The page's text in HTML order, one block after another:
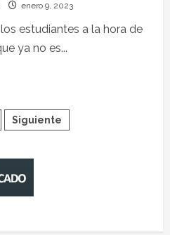
enero 9, 2023
estudiantes a la hora de
ya no es...
Siguiente